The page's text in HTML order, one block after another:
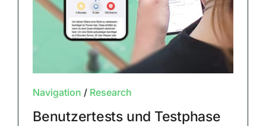
Navigation / Research
Benutzertests und Testphase